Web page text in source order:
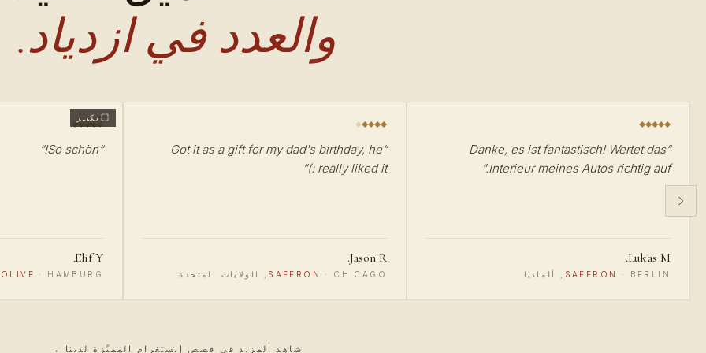
والعدد في ازدياد.
“
Danke, es ist fantastisch! Wertet das
Interieur meines Autos richtig auf.
”
Lukas M.
SAFFRON · BERLIN, ألمانيا
“
Got it as a gift for my dad's birthday, he
really liked it :)
”
Jason R.
SAFFRON · CHICAGO, الولايات المتحدة
تكبير
“
So schön!
”
Elif Y.
OLIVE · HAMBURG, ألمانيا
شاهد المزيد في قصص إنستغرام المميَّزة لدينا →